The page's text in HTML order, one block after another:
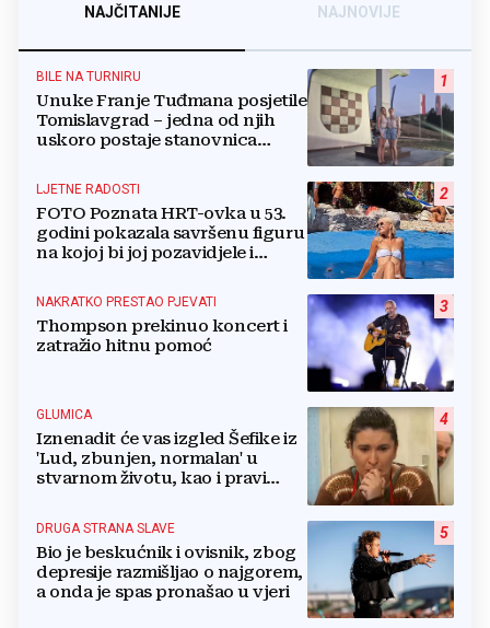
NAJČITANIJE NAJNOVIJE
1
BILE NA TURNIRU
Unuke Franje Tuđmana posjetile
Tomislavgrad – jedna od njih
uskoro postaje stanovnica
2
LJETNE RADOSTI
FOTO Poznata HRT-ovka u 53.
godini pokazala savršenu figuru
na kojoj bi joj pozavidjele i
3
NAKRATKO PRESTAO PJEVATI
Thompson prekinuo koncert i
zatražio hitnu pomoć
4
GLUMICA
Iznenadit će vas izgled Šefike iz
'Lud, zbunjen, normalan' u
stvarnom životu, kao i pravi
5
DRUGA STRANA SLAVE
Bio je beskućnik i ovisnik, zbog
depresije razmišljao o najgorem,
a onda je spas pronašao u vjeri